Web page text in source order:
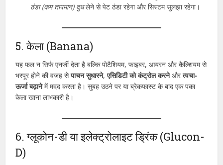
ठंडा (कम तापमान) दुधलेने से पेट ठंडा रहेगा और सिस्टम सुलझा रहेगा।
5. केला (Banana)
यह फल न सिर्फ एनर्जी देता है बल्कि पोटैशियम, फाइबर, आयरन और कैल्शियम से
भरपूर होने की वजह सेपाचन सुधारने,एसिडिटी को कंट्रोल करनेऔरत्वचा-
ऊर्जा बढ़ानेमें मदद करता है। सुबह उठने पर या ब्रेकफास्ट के बाद एक पका
केला खाना लाभकारी है।
6. ग्लूकोन-डी या इलेक्ट्रोलाइट ड्रिंक (Glucon-
D)